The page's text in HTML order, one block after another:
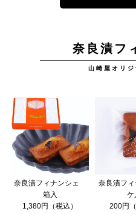
奈良漬フ
山崎屋オリ
奈良漬フィナンシェ
箱入
1,380円（税込）
奈良漬フ
ケ
200円（